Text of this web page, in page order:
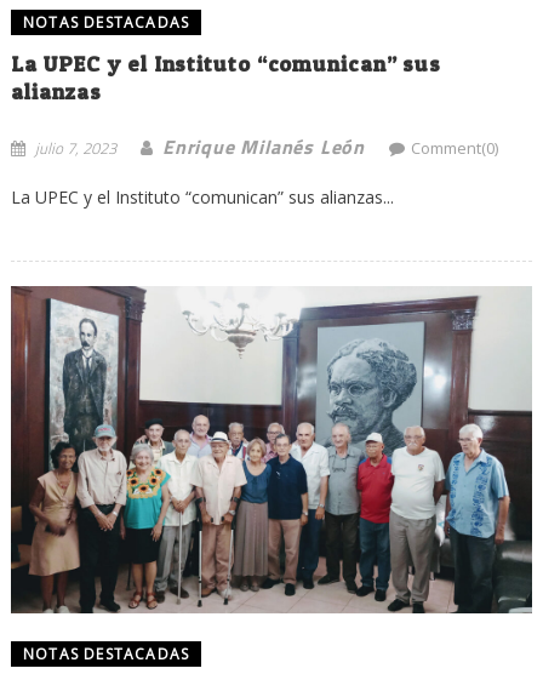
NOTAS DESTACADAS
La UPEC y el Instituto “comunican” sus
alianzas
julio 7, 2023 Enrique Milanés León Comment(0)
La UPEC y el Instituto “comunican” sus alianzas...
NOTAS DESTACADAS